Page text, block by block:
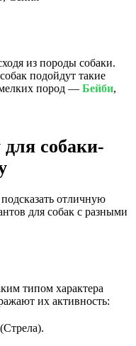
из породы собаки.
подойдут такие
пород — Бейби,
собаки-
отличную
для собак с разными
типом характера
их активность:
(Стрела).